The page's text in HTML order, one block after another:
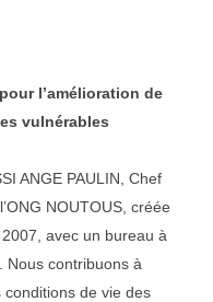
l’amélioration de
vulnérables
ANGE PAULIN, Chef
NOUTOUS, créée
avec un bureau à
Nous contribuons à
conditions de vie des